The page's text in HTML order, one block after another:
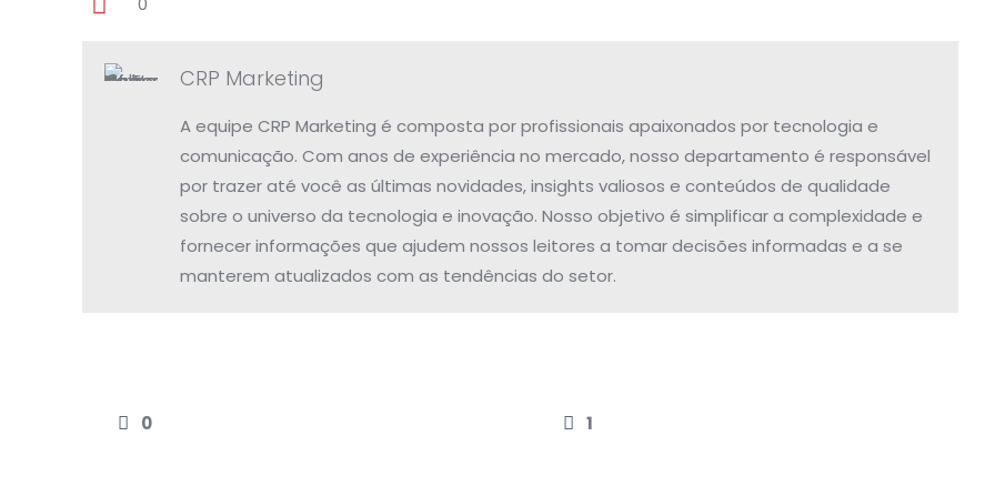
CRP Marketing
A equipe CRP Marketing é composta por profissionais apaixonados por tecnologia e
comunicação. Com anos de experiência no mercado, nosso departamento é responsável
por trazer até você as últimas novidades, insights valiosos e conteúdos de qualidade
sobre o universo da tecnologia e inovação. Nosso objetivo é simplificar a complexidade e
fornecer informações que ajudem nossos leitores a tomar decisões informadas e a se
manterem atualizados com as tendências do setor.
0 1